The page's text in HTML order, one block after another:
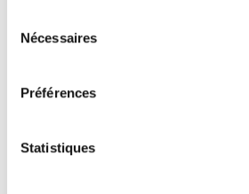
Nécessaires
Préférences
Statistiques